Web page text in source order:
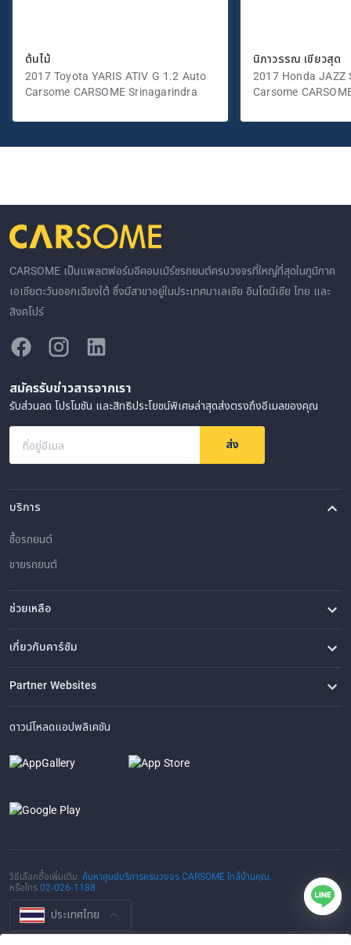
ต้นไม้
2017 Toyota YARIS ATIV G 1.2 Auto
Carsome CARSOME Srinagarindra
นิภาวรรณ เขียวสุด
2017 Honda JAZZ
Carsome
CARSOME เป็นแพลตฟอร์มอีคอมเมิร์ซรถยนต์ครบวงจรที่ใหญ่ที่สุดในภูมิภาค
เอเชียตะวันออกเฉียงใต้ ซึ่งมีสาขาอยู่ในประเทศมาเลเซีย อินโดนีเซีย ไทย และ
สิงคโปร์
สมัครรับข่าวสารจากเรา
รับส่วนลด โปรโมชัน และสิทธิประโยชน์พิเศษล่าสุดส่งตรงถึงอีเมลของคุณ
ที่อยู่อีเมล ส่ง
บริการ
ซื้อรถยนต์
ขายรถยนต์
ช่วยเหลือ
คำถามที่พบบ่อย
ติดต่อเรา
ที่ตั้งของเรา
เกี่ยวกับคาร์ซัม
เรื่องราวของเรา
ซื้อรถจาก CARSOME
บทความ
การแจ้งเบาะแส
ร่วมงานกับเรา
Partner Websites
AutoFun
One2Car
AutoSpinn
CarTimes
ดาวน์โหลดแอปพลิเคชัน
วิธีเลือกซื้อเพิ่มเติม: ค้นหาศูนย์บริการครบวงจร CARSOME ใกล้บ้านคุณ.
หรือโทร02-026-1188
ประเทศไทย